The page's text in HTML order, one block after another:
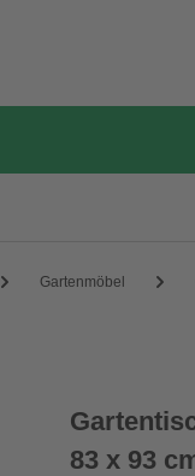
Gartenmöbel
83 x 93